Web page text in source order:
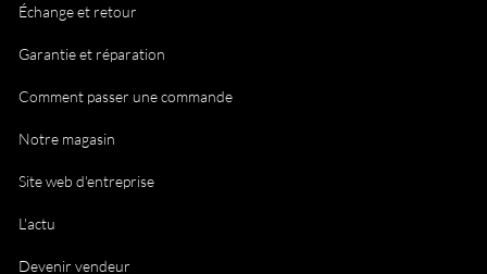
Échange et retour
Garantie et réparation
Comment passer une commande
Notre magasin
Site web d'entreprise
L'actu
Devenir vendeur